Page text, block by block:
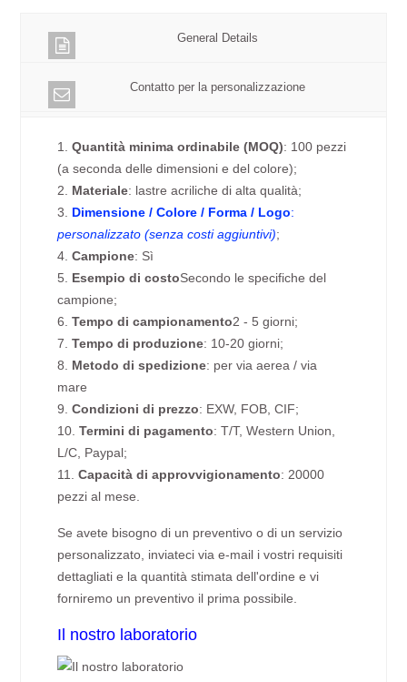
General Details
Contatto per la personalizzazione
1.Quantità minima ordinabile (MOQ): 100 pezzi
(a seconda delle dimensioni e del colore);
2. Materiale: lastre acriliche di alta qualità;
3. Dimensione / Colore / Forma / Logo:
personalizzato (senza costi aggiuntivi);
4.Campione: Sì
5. Esempio di costoSecondo le specifiche del
campione;
6.Tempo di campionamento2 - 5 giorni;
7.Tempo di produzione: 10-20 giorni;
8. Metodo di spedizione: per via aerea / via
mare
9.Condizioni di prezzo: EXW, FOB, CIF;
10.Termini di pagamento: T/T, Western Union,
L/C, Paypal;
11.Capacità di approvvigionamento: 20000
pezzi al mese.
Se avete bisogno di un preventivo o di un servizio
personalizzato, inviateci via e-mail i vostri requisiti
dettagliati e la quantità stimata dell'ordine e vi
forniremo un preventivo il prima possibile.
Il nostro laboratorio